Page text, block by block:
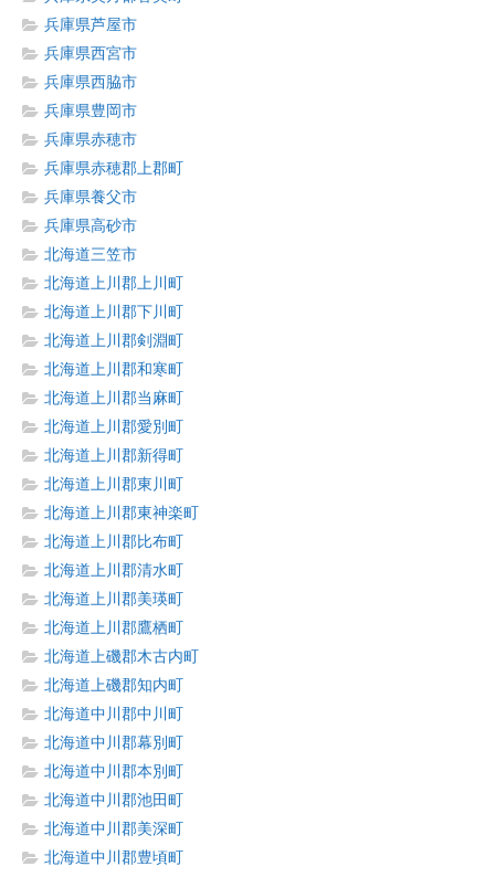
兵庫県芦屋市
兵庫県西宮市
兵庫県西脇市
兵庫県豊岡市
兵庫県赤穂市
兵庫県赤穂郡上郡町
兵庫県養父市
兵庫県高砂市
北海道三笠市
北海道上川郡上川町
北海道上川郡下川町
北海道上川郡剣淵町
北海道上川郡和寒町
北海道上川郡当麻町
北海道上川郡愛別町
北海道上川郡新得町
北海道上川郡東川町
北海道上川郡東神楽町
北海道上川郡比布町
北海道上川郡清水町
北海道上川郡美瑛町
北海道上川郡鷹栖町
北海道上磯郡木古内町
北海道上磯郡知内町
北海道中川郡中川町
北海道中川郡幕別町
北海道中川郡本別町
北海道中川郡池田町
北海道中川郡美深町
北海道中川郡豊頃町